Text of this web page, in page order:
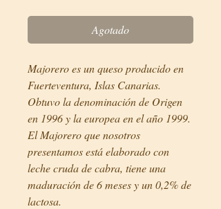
Agotado
Majorero es un queso producido en
Fuerteventura, Islas Canarias.
Obtuvo la denominación de Origen
en 1996 y la europea en el año 1999.
El Majorero que nosotros
presentamos está elaborado con
leche cruda de cabra, tiene una
maduración de 6 meses y un 0,2% de
lactosa.